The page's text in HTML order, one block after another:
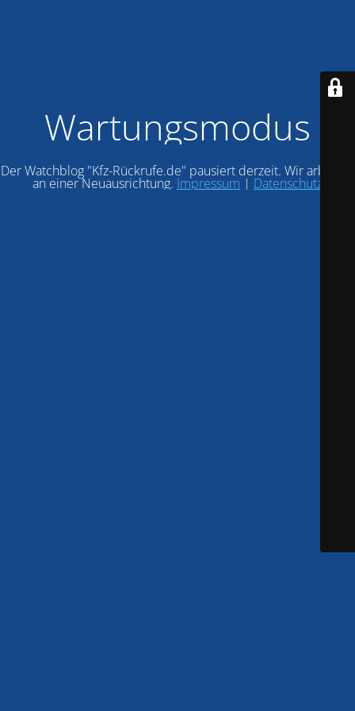
Wartungsmodus
Der Watchblog "Kfz-Rückrufe.de" pausiert derzeit. Wir arbeiten
an einer Neuausrichtung. Impressum | Datenschutz